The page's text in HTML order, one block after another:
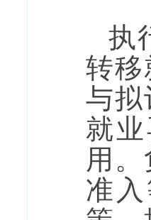
执
转移
与拟
就
用
准